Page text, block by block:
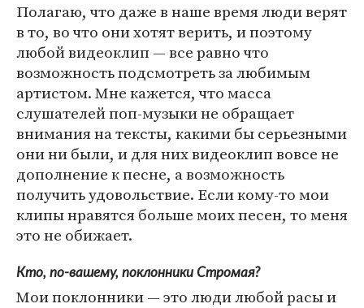
Полагаю, что даже в наше время люди верят
в то, во что они хотят верить, и поэтому
любой видеоклип — все равно что
возможность подсмотреть за любимым
артистом. Мне кажется, что масса
слушателей поп-музыки не обращает
внимания на тексты, какими бы серьезными
они ни были, и для них видеоклип вовсе не
дополнение к песне, а возможность
получить удовольствие. Если кому-то мои
клипы нравятся больше моих песен, то меня
это не обижает.
Кто, по-вашему, поклонники Стромая?
Мои поклонники — это люди любой расы и